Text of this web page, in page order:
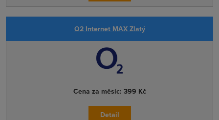
O2 Internet MAX Zlatý
Cena za měsíc: 399 Kč
Detail